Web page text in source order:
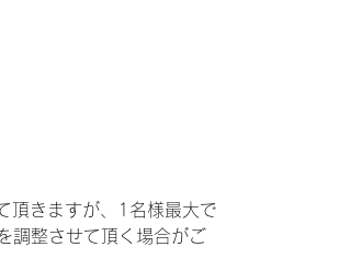
頂きますが、1名様最大で
調整させて頂く場合がご